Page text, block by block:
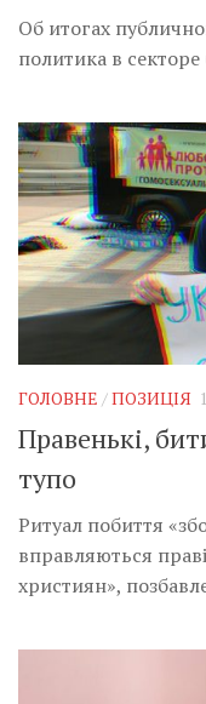
Об итогах
политика в
ГОЛОВНЕ /ПОЗИЦІЯ
Правенькі,
тупо
Ритуал побиття
вправляються
християн»,